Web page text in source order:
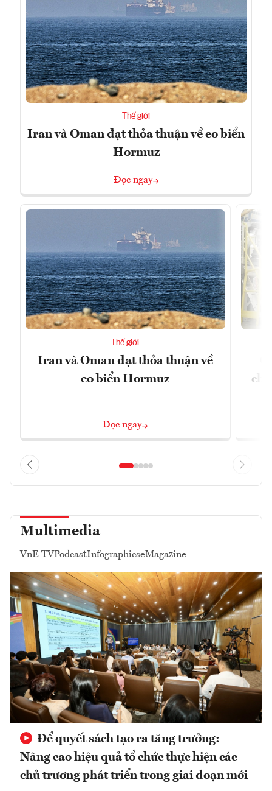
Thế giới
Iran và Oman đạt thỏa thuận về eo biển
Hormuz
Đọc ngay
Thế giới
Iran và Oman đạt thỏa thuận về
eo biển Hormuz
Đọc ngay
Multimedia
VnE TVPodcastInfographicseMagazine
Để quyết sách tạo ra tăng trưởng:
Nâng cao hiệu quả tổ chức thực hiện các
chủ trương phát triển trong giai đoạn mới